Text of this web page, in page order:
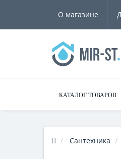
О магазине
КАТАЛОГ ТОВАРОВ
Сантехника